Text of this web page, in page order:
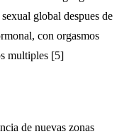
global despues de
con orgasmos
multiples [5]
de nuevas zonas